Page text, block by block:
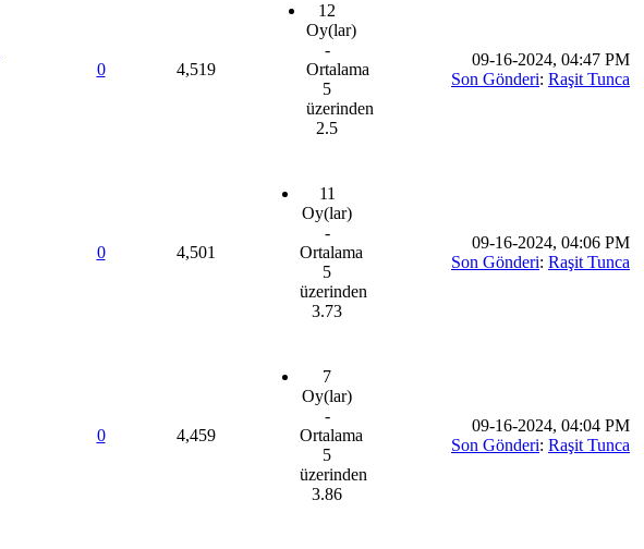
0 4,519
12
Oy(lar)
-
Ortalama
5
üzerinden
2.5
09-16-2024, 04:47 PM
Son Gönderi: Raşit Tunca
0 4,501
11
Oy(lar)
-
Ortalama
5
üzerinden
3.73
09-16-2024, 04:06 PM
Son Gönderi: Raşit Tunca
0 4,459
7
Oy(lar)
-
Ortalama
5
üzerinden
3.86
09-16-2024, 04:04 PM
Son Gönderi: Raşit Tunca